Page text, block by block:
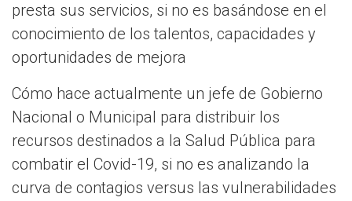
presta sus servicios, si no es basándose en el
conocimiento de los talentos, capacidades y
oportunidades de mejora
Cómo hace actualmente un jefe de Gobierno
Nacional o Municipal para distribuir los
recursos destinados a la Salud Pública para
combatir el Covid-19, si no es analizando la
curva de contagios versus las vulnerabilidades